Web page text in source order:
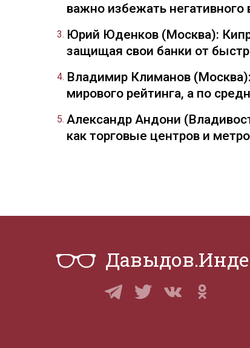
важно избежать негативного
Юрий Юденков (Москва): Кипр
защищая свои банки от
Владимир Климанов
мирового рейтинга, а по
Александр Андони
как торговые центров и